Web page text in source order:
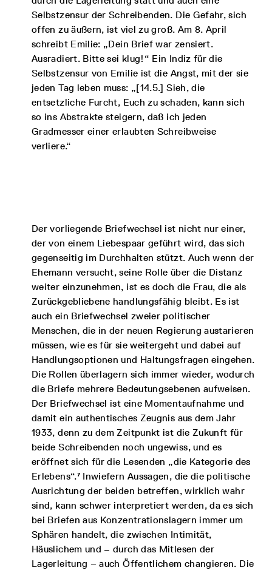
Selbstzensur der Schreibenden. Die Gefahr, sich
offen zu äußern, ist viel zu groß. Am 8. April
schreibt Emilie: „Dein Brief war zensiert.
Ausradiert. Bitte sei klug!“ Ein Indiz für die
Selbstzensur von Emilie ist die Angst, mit der sie
jeden Tag leben muss: „[14.5.] Sieh, die
entsetzliche Furcht, Euch zu schaden, kann sich
so ins Abstrakte steigern, daß ich jeden
Gradmesser einer erlaubten Schreibweise
verliere.“
Der vorliegende Briefwechsel ist nicht nur einer,
der von einem Liebespaar geführt wird, das sich
gegenseitig im Durchhalten stützt. Auch wenn der
Ehemann versucht, seine Rolle über die Distanz
weiter einzunehmen, ist es doch die Frau, die als
Zurückgebliebene handlungsfähig bleibt. Es ist
auch ein Briefwechsel zweier politischer
Menschen, die in der neuen Regierung austarieren
müssen, wie es für sie weitergeht und dabei auf
Handlungsoptionen und Haltungsfragen eingehen.
Die Rollen überlagern sich immer wieder, wodurch
die Briefe mehrere Bedeutungsebenen aufweisen.
Der Briefwechsel ist eine Momentaufnahme und
damit ein authentisches Zeugnis aus dem Jahr
1933, denn zu dem Zeitpunkt ist die Zukunft für
beide Schreibenden noch ungewiss, und es
eröffnet sich für die Lesenden „die Kategorie des
Erlebens“.⁷ Inwiefern Aussagen, die die politische
Ausrichtung der beiden betreffen, wirklich wahr
sind, kann schwer interpretiert werden, da es sich
bei Briefen aus Konzentrationslagern immer um
Sphären handelt, die zwischen Intimität,
Häuslichem und – durch das Mitlesen der
Lagerleitung – auch Öffentlichem changieren. Die